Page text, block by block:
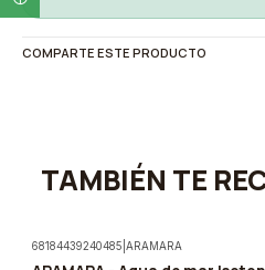
COMPARTE ESTE PRODUCTO
TAMBIÉN TE
68184439240485 |ARAMARA